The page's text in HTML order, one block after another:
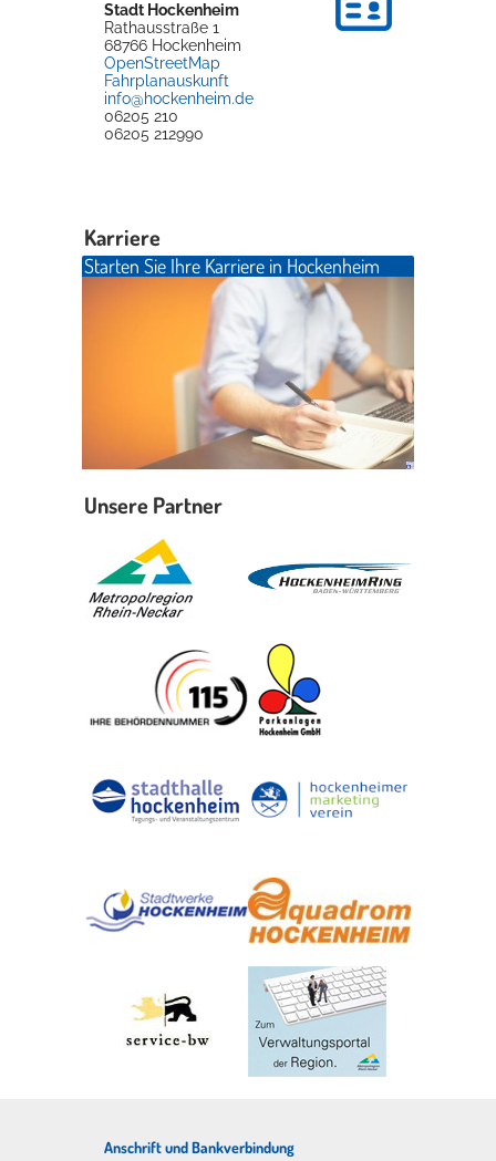
Stadt Hockenheim
Rathausstraße 1
68766 Hockenheim
OpenStreetMap
Fahrplanauskunft
info@hockenheim.de
06205 210
06205 212990
Karriere
Starten Sie Ihre Karriere in Hockenheim
Unsere Partner
Anschrift und Bankverbindung